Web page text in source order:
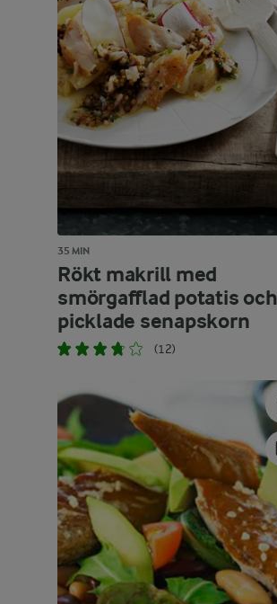
35 MIN
Rökt makrill med
smörgafflad potatis och
picklade senapskorn
(12)